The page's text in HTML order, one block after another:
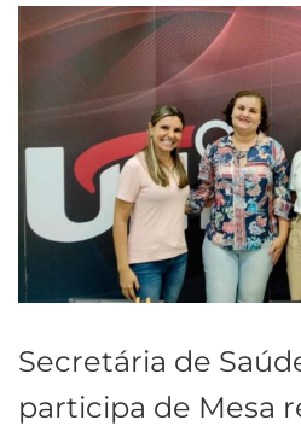
Secretária de
participa de Mesa